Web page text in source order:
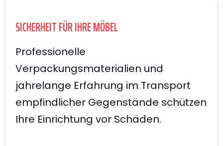
SICHERHEIT FÜR IHRE MÖBEL
Professionelle
Verpackungsmaterialien und
jahrelange Erfahrung im Transport
empfindlicher Gegenstände schützen
Ihre Einrichtung vor Schäden.